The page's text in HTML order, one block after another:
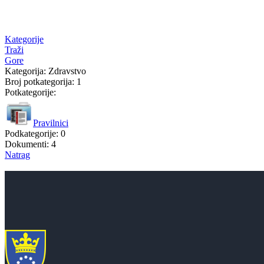
Kategorije
Traži
Gore
Kategorija: Zdravstvo
Broj potkategorija: 1
Potkategorije:
Pravilnici
Podkategorije: 0
Dokumenti: 4
Natrag